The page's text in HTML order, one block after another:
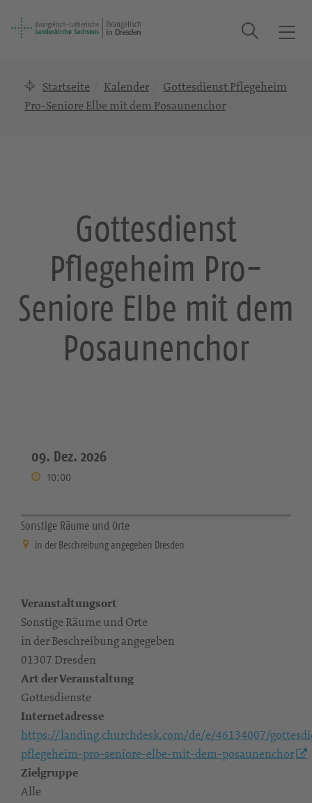
T
g
Suche
Startseite Kalender
Gottesdienst Pflegeheim
Pro-Seniore Elbe mit dem Posaunenchor
Gottesdienst
Pflegeheim Pro-
Seniore Elbe mit dem
Posaunenchor
09. Dez. 2026
10:00
Sonstige Räume und Orte
in der Beschreibung angegeben Dresden
Veranstaltungsort
Sonstige Räume und Orte
in der Beschreibung angegeben
01307 Dresden
Art der Veranstaltung
Gottesdienste
Internetadresse
https://landing.churchdesk.com/de/e/46134007/
pflegeheim-pro-seniore-elbe-mit-dem-posaunenchor
Zielgruppe
Alle